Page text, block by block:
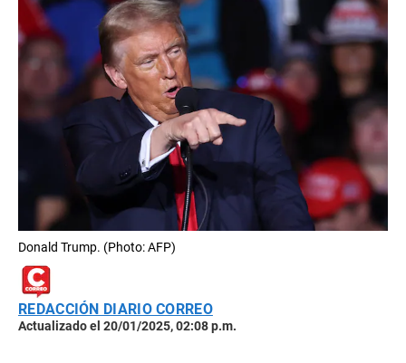
Donald Trump. (Photo: AFP)
REDACCIÓN DIARIO CORREO
Actualizado el 20/01/2025, 02:08 p.m.